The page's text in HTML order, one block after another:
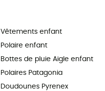
Vêtements enfant
Polaire enfant
Bottes de pluie Aigle enfant
Polaires Patagonia
Doudounes Pyrenex